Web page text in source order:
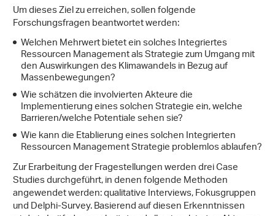
Um dieses Ziel zu erreichen, sollen folgende
Forschungsfragen beantwortet werden:
Welchen Mehrwert bietet ein solches Integriertes
Ressourcen Management als Strategie zum Umgang mit
den Auswirkungen des Klimawandels in Bezug auf
Massenbewegungen?
Wie schätzen die involvierten Akteure die
Implementierung eines solchen Strategie ein, welche
Barrieren/welche Potentiale sehen sie?
Wie kann die Etablierung eines solchen Integrierten
Ressourcen Management Strategie problemlos ablaufen?
Zur Erarbeitung der Fragestellungen werden drei Case
Studies durchgeführt, in denen folgende Methoden
angewendet werden: qualitative Interviews, Fokusgruppen
und Delphi-Survey. Basierend auf diesen Erkenntnissen